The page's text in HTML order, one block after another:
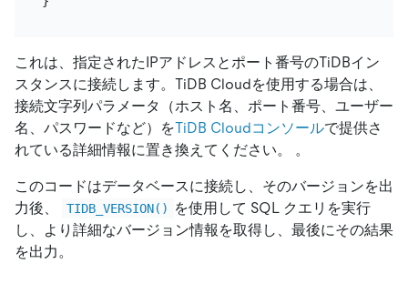
これは、指定されたIPアドレスとポート番号のTiDBイン
スタンスに接続します。TiDB Cloudを使用する場合は、
接続文字列パラメータ（ホスト名、ポート番号、ユーザー
名、パスワードなど）をTiDB Cloudコンソールで提供さ
れている詳細情報に置き換えてください。 。
このコードはデータベースに接続し、そのバージョンを出
力後、
TIDB_VERSION()
を使用して SQL クエリを実行
し、より詳細なバージョン情報を取得し、最後にその結果
を出力。